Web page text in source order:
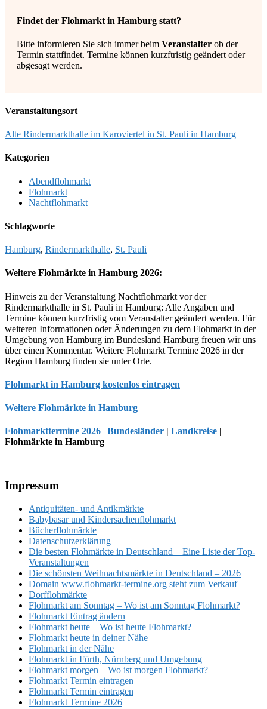
Findet der Flohmarkt in Hamburg statt?
Bitte informieren Sie sich immer beim Veranstalter ob der
Termin stattfindet. Termine können kurzftristig geändert oder
abgesagt werden.
Veranstaltungsort
Alte Rindermarkthalle im Karoviertel in St. Pauli in Hamburg
Kategorien
Abendflohmarkt
Flohmarkt
Nachtflohmarkt
Schlagworte
Hamburg, Rindermarkthalle, St. Pauli
Weitere Flohmärkte in Hamburg 2026:
Hinweis zu der Veranstaltung Nachtflohmarkt vor der
Rindermarkthalle in St. Pauli in Hamburg: Alle Angaben und
Termine können kurzfristig vom Veranstalter geändert werden. Für
weiteren Informationen oder Änderungen zu dem Flohmarkt in der
Umgebung von Hamburg im Bundesland Hamburg freuen wir uns
über einen Kommentar. Weitere Flohmarkt Termine 2026 in der
Region Hamburg finden sie unter Orte.
Flohmarkt in Hamburg kostenlos eintragen
Weitere Flohmärkte in Hamburg
Flohmarkttermine 2026 | Bundesländer | Landkreise |
Flohmärkte in Hamburg
Footer
Impressum
Antiquitäten- und Antikmärkte
Babybasar und Kindersachenflohmarkt
Bücherflohmärkte
Datenschutzerklärung
Die besten Flohmärkte in Deutschland – Eine Liste der Top-
Veranstaltungen
Die schönsten Weihnachtsmärkte in Deutschland – 2026
Domain www.flohmarkt-termine.org steht zum Verkauf
Dorfflohmärkte
Flohmarkt am Sonntag – Wo ist am Sonntag Flohmarkt?
Flohmarkt Eintrag ändern
Flohmarkt heute – Wo ist heute Flohmarkt?
Flohmarkt heute in deiner Nähe
Flohmarkt in der Nähe
Flohmarkt in Fürth, Nürnberg und Umgebung
Flohmarkt morgen – Wo ist morgen Flohmarkt?
Flohmarkt Termin eintragen
Flohmarkt Termin eintragen
Flohmarkt Termine 2026